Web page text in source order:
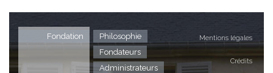
Mentions légales
Crédits
Fondation
Philosophie
Fondateurs
Administrateurs